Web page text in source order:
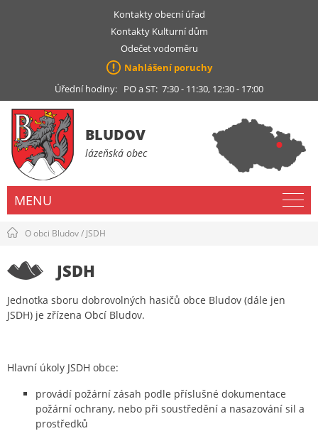
Kontakty obecní úřad
Kontakty Kulturní dům
Odečet vodoměru
Nahlášení poruchy
Úřední hodiny: PO a ST: 7:30 - 11:30, 12:30 - 17:00
BLUDOV
lázeňská obec
MENU
O obci Bludov/ JSDH
JSDH
Jednotka sboru dobrovolných hasičů obce Bludov (dále jen
JSDH) je zřízena Obcí Bludov.
Hlavní úkoly JSDH obce:
provádí požární zásah podle příslušné dokumentace
požární ochrany, nebo při soustředění a nasazování sil a
prostředků